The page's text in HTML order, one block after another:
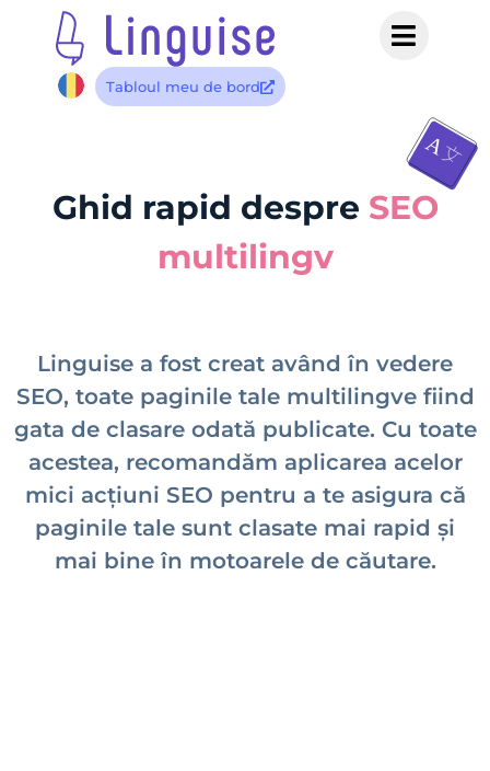
Tabloul meu de bord
Ghid rapid despre SEO
multilingv
Linguise a fost creat având în vedere
SEO, toate paginile tale multilingve fiind
gata de clasare odată publicate. Cu toate
acestea, recomandăm aplicarea acelor
mici acțiuni SEO pentru a te asigura că
paginile tale sunt clasate mai rapid și
mai bine în motoarele de căutare.